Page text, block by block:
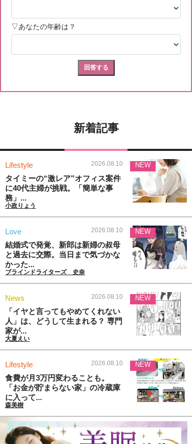
新着記事
Lifestyle 2026.08.10
タイミーの“激レア”オフィス案件
に40代主婦が挑戦。「簡単な事
務」...
小政りょう
NEW
Love 2026.08.10
結婚式で発覚、新郎は新婦の叔母
と過去に交際。当日まで気づかな
かった...
ブラインドライターズ 史奈
NEW
News 2026.08.10
「イヤと言ってもやめてくれない
人」は、どうして生まれる？ 専門
家が...
大夏えい
NEW
Lifestyle 2026.08.10
食費が月3万円変わることも。
「お金が貯まらない家」の冷蔵庫
に入って...
森美樹
NEW